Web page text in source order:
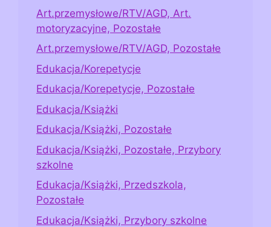
Art.przemysłowe/RTV/AGD, Art.
motoryzacyjne, Pozostałe
Art.przemysłowe/RTV/AGD, Pozostałe
Edukacja/Korepetycje
Edukacja/Korepetycje, Pozostałe
Edukacja/Książki
Edukacja/Książki, Pozostałe
Edukacja/Książki, Pozostałe, Przybory
szkolne
Edukacja/Książki, Przedszkola,
Pozostałe
Edukacja/Książki, Przybory szkolne